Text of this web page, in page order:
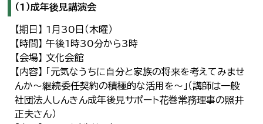
（1）成年後見講演会
【期日】 1月30日（木曜）
【時間】 午後1時30分から3時
【会場】 文化会館
【内容】 「元気なうちに自分と家族の将来を考えてみませ
んか～継続委任契約の積極的な活用を～」（講師は一般
社団法人しんきん成年後見サポート花巻常務理事の照井
正夫さん）